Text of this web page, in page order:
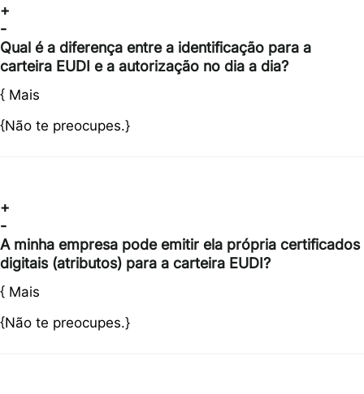
+
-
Qual é a diferença entre a identificação para a
carteira EUDI e a autorização no dia a dia?
{ Mais
{Não te preocupes.}
+
-
A minha empresa pode emitir ela própria certificados
digitais (atributos) para a carteira EUDI?
{ Mais
{Não te preocupes.}